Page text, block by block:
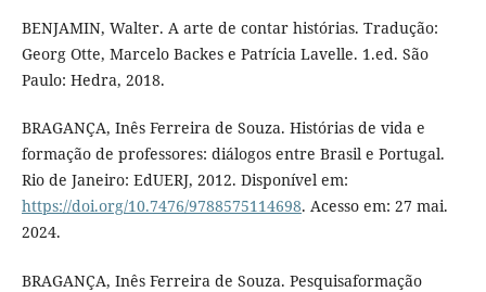
BENJAMIN, Walter. A arte de contar histórias. Tradução:
Georg Otte, Marcelo Backes e Patrícia Lavelle. 1.ed. São
Paulo: Hedra, 2018.
BRAGANÇA, Inês Ferreira de Souza. Histórias de vida e
formação de professores: diálogos entre Brasil e Portugal.
Rio de Janeiro: EdUERJ, 2012. Disponível em:
https://doi.org/10.7476/9788575114698. Acesso em: 27 mai.
2024.
BRAGANÇA, Inês Ferreira de Souza. Pesquisaformação